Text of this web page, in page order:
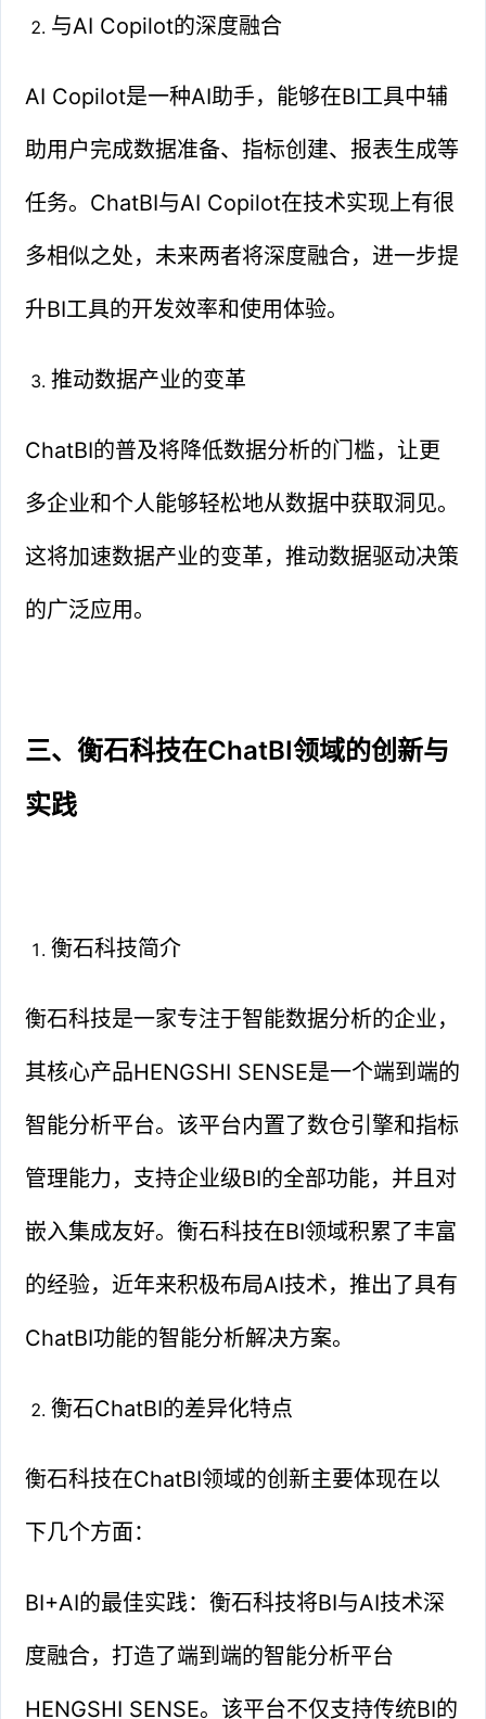
与AI Copilot的深度融合
AI Copilot是一种AI助手，能够在BI工具中辅
助用户完成数据准备、指标创建、报表生成等
任务。ChatBI与AI Copilot在技术实现上有很
多相似之处，未来两者将深度融合，进一步提
升BI工具的开发效率和使用体验。
推动数据产业的变革
ChatBI的普及将降低数据分析的门槛，让更
多企业和个人能够轻松地从数据中获取洞见。
这将加速数据产业的变革，推动数据驱动决策
的广泛应用。
三、衡石科技在ChatBI领域的创新与
实践
衡石科技简介
衡石科技是一家专注于智能数据分析的企业，
其核心产品HENGSHI SENSE是一个端到端的
智能分析平台。该平台内置了数仓引擎和指标
管理能力，支持企业级BI的全部功能，并且对
嵌入集成友好。衡石科技在BI领域积累了丰富
的经验，近年来积极布局AI技术，推出了具有
ChatBI功能的智能分析解决方案。
衡石ChatBI的差异化特点
衡石科技在ChatBI领域的创新主要体现在以
下几个方面：
BI+AI的最佳实践：衡石科技将BI与AI技术深
度融合，打造了端到端的智能分析平台
HENGSHI SENSE。该平台不仅支持传统BI的